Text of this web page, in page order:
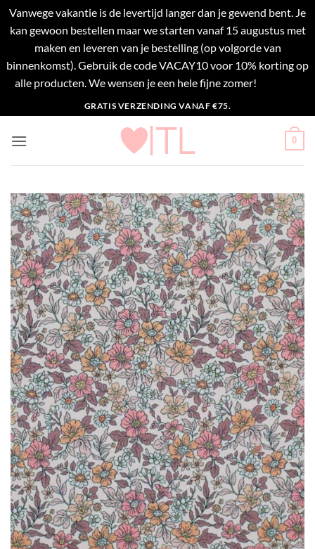
Vanwege vakantie is de levertijd langer dan je gewend bent. Je
kan gewoon bestellen maar we starten vanaf 15 augustus met
maken en leveren van je bestelling (op volgorde van
binnenkomst). Gebruik de code VACAY10 voor 10% korting op
alle producten. We wensen je een hele fijne zomer!
naar
inhoud
GRATIS VERZENDING VANAF €75.
0